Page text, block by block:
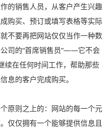
的销售人员，从客户产生兴趣
购买、预订或填写表格等实际
不要再把网站仅仅当作一种数
司的“首席销售员”——它不会
续在任何时间工作，帮助那些
息的客户完成购买。
原则之上的：网站的每一个元
仅仅拥有一个能够提供信息且